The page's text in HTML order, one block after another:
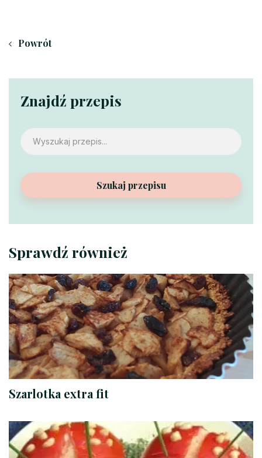
Powrót
Znajdź przepis
Szukaj przepisu
Sprawdź również
Szarlotka extra fit